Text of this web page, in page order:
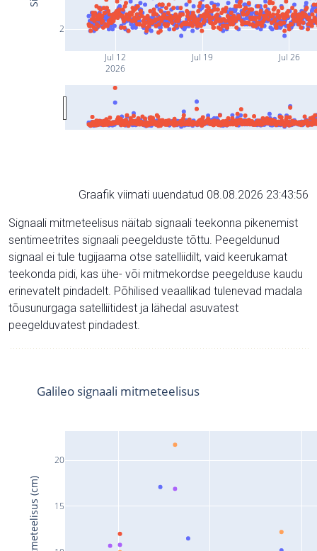
Jul 12
2026
Jul 19 Jul 26
2
Graafik viimati uuendatud 08.08.2026 23:43:56
Signaali mitmeteelisus näitab signaali teekonna pikenemist
sentimeetrites signaali peegelduste tõttu. Peegeldunud
signaal ei tule tugijaama otse satelliidilt, vaid keerukamat
teekonda pidi, kas ühe- või mitmekordse peegelduse kaudu
erinevatelt pindadelt. Põhilised veaallikad tulenevad madala
tõusunurgaga satelliitidest ja lähedal asuvatest
peegelduvatest pindadest.
15
20
Galileo signaali mitmeteelisus